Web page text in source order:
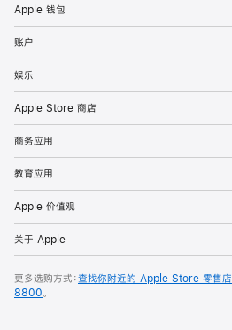
Apple 钱包
账户
娱乐
Apple Store 商店
商务应用
教育应用
Apple 价值观
关于 Apple
更多选购方式：查找你附近的 Apple Store 零售店
8800。